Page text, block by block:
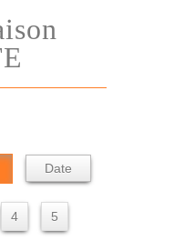
Date
4 5